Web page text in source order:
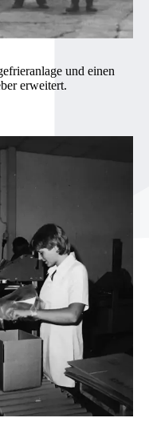
und einen
erweitert.